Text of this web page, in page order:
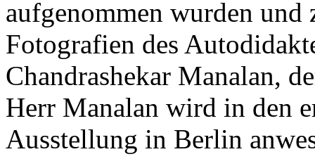
aufgenommen wurden
Fotografien des
Chandrashekar Manalan,
Herr Manalan wird in den
Ausstellung in Berlin